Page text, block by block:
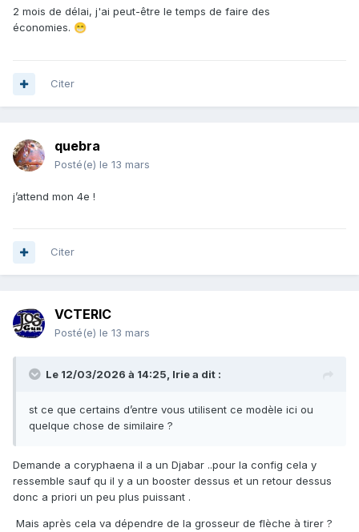
2 mois de délai, j'ai peut-être le temps de faire des
économies. 😁
Citer
quebra
Posté(e) le 13 mars
j’attend mon 4e !
Citer
VCTERIC
Posté(e) le 13 mars
Le 12/03/2026 à 14:25, Iriea dit :
st ce que certains d’entre vous utilisent ce modèle ici ou
quelque chose de similaire ?
Demande a coryphaena il a un Djabar ..pour la config cela y
ressemble sauf qu il y a un booster dessus et un retour dessus
donc a priori un peu plus puissant .
Mais après cela va dépendre de la grosseur de flèche à tirer ?